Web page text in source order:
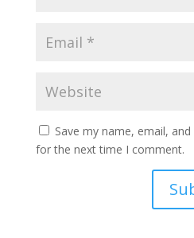
Save my name, email,
for the next time I comment.